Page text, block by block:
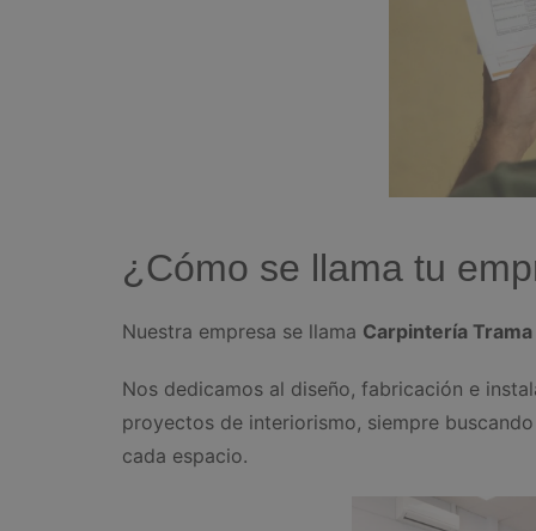
¿Cómo se llama tu
Nuestra empresa se llama Carpintería
Nos dedicamos al diseño, fabricación e
proyectos de interiorismo, siempre
cada espacio.